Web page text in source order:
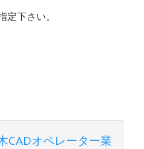
下さい。
CADオペレーター業